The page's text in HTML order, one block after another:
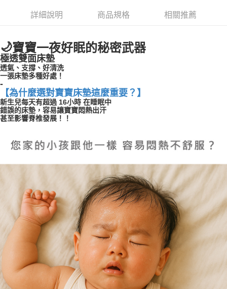
付款後門市自取(待系統通知後才可取貨)
詳細說明 商品規格 相關推薦
🌙寶寶一夜好眠的秘密武器
極透雙面床墊
透氣、支撐、好清洗
一張床墊多種好處 ！
-
【為什麼選對寶寶床墊這麼重要？】
新生兒每天有超過 16小時 在睡眠中
錯誤的床墊，容易讓寶寶悶熱出汗
甚至影響脊椎發展！！